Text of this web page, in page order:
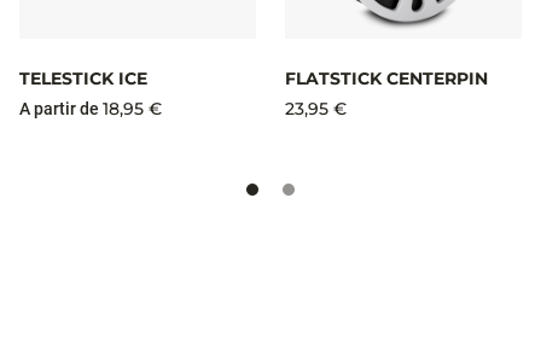
TELESTICK ICE
A partir de 18,95 €
FLATSTICK CENTERPIN
23,95 €